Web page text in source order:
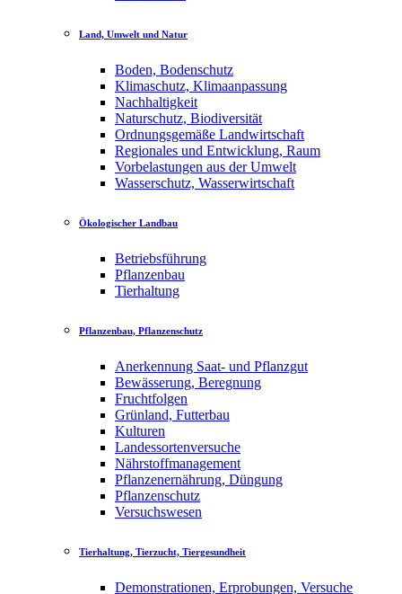
Land, Umwelt und Natur
Boden, Bodenschutz
Klimaschutz, Klimaanpassung
Nachhaltigkeit
Naturschutz, Biodiversität
Ordnungsgemäße Landwirtschaft
Regionales und Entwicklung, Raum
Vorbelastungen aus der Umwelt
Wasserschutz, Wasserwirtschaft
Ökologischer Landbau
Betriebsführung
Pflanzenbau
Tierhaltung
Pflanzenbau, Pflanzenschutz
Anerkennung Saat- und Pflanzgut
Bewässerung, Beregnung
Fruchtfolgen
Grünland, Futterbau
Kulturen
Landessortenversuche
Nährstoffmanagement
Pflanzenernährung, Düngung
Pflanzenschutz
Versuchswesen
Tierhaltung, Tierzucht, Tiergesundheit
Demonstrationen, Erprobungen, Versuche